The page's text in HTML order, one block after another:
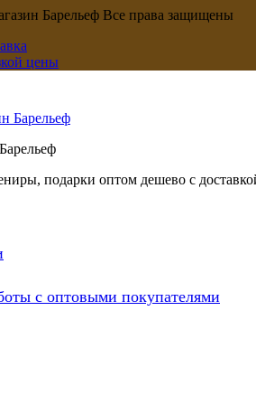
Барельеф Все права защищены
цены
подарки оптом дешево с
с оптовыми покупателями